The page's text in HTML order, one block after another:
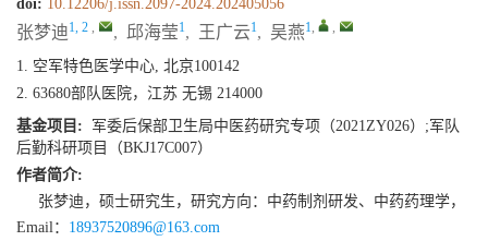
doi: 10.12206/j.issn.2097-2024.202405056
张梦迪1, 2 , , 邱海莹1, 王广云1, 吴燕1, ,
1. 空军特色医学中心, 北京100142
2. 63680部队医院，江苏 无锡 214000
基金项目: 军委后保部卫生局中医药研究专项（2021ZY026）;军队
后勤科研项目（BKJ17C007）
作者简介:
张梦迪，硕士研究生，研究方向：中药制剂研发、中药药理学，
Email： 18937520896@163.com